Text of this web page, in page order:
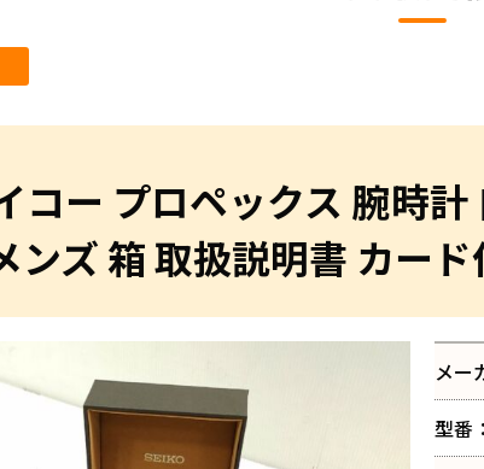
コー プロペックス 腕時
ンズ 箱 取扱説明書 カード
メー
型番：